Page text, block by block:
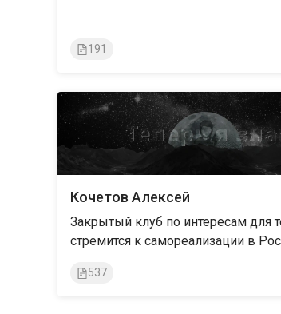
191
Кочетов Алексей
Закрытый клуб по интересам для
стремится к самореализации в
537